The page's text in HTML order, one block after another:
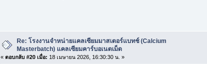
Re: โรงงานจำหน่ายแคลเซียมมาสเตอร์แบทช์ (Calcium
Masterbatch) แคลเซียมคาร์บอเนตเม็ด
« ตอบกลับ #20 เมื่อ: 18 เมษายน 2026, 16:30:30 น. »